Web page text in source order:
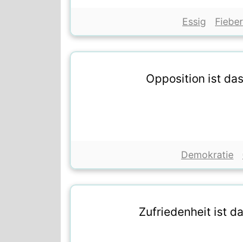
Essig Fieber
Opposition ist
Demokratie
Zufriedenheit ist